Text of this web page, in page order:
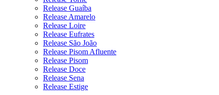
Release Guaíba
Release Amarelo
Release Loire
Release Eufrates
Release São João
Release Pisom Afluente
Release Pisom
Release Doce
Release Sena
Release Estige